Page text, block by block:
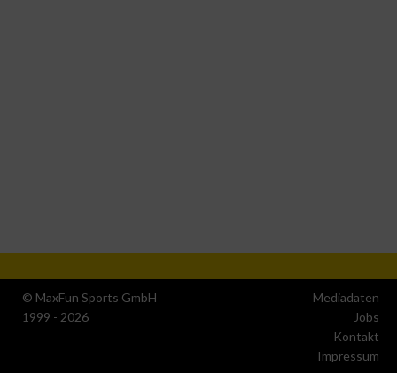
© MaxFun Sports GmbH
1999 - 2026
Mediadaten
Jobs
Kontakt
Impressum